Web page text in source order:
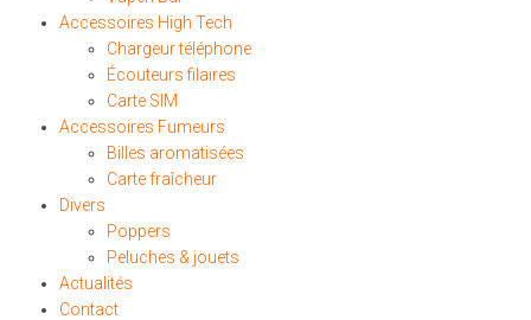
Accessoires High Tech
Chargeur téléphone
Écouteurs filaires
Carte SIM
Accessoires Fumeurs
Billes aromatisées
Carte fraîcheur
Divers
Poppers
Peluches & jouets
Actualités
Contact